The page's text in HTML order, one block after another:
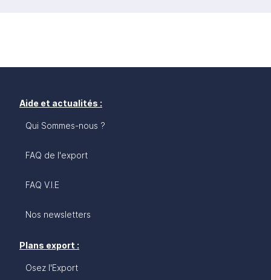
Aide et actualités :
Qui Sommes-nous ?
FAQ de l'export
FAQ V.I.E
Nos newsletters
Plans export :
Osez l'Export